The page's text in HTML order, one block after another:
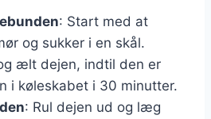
: Start med at
og sukker i en skål.
ælt dejen, indtil den er
i køleskabet i 30 minutter.
: Rul dejen ud og læg